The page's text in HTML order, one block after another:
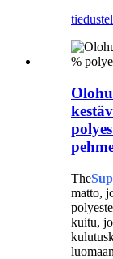
The
matto,
kuitu,